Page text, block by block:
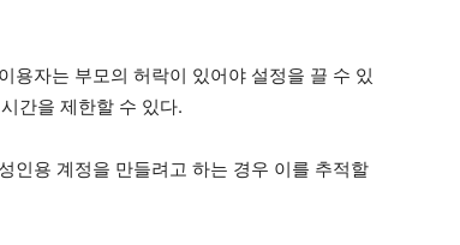
용자는 부모의 허락이 있어야 설정을 끌 수 있
간을 제한할 수 있다.
인용 계정을 만들려고 하는 경우 이를 추적할